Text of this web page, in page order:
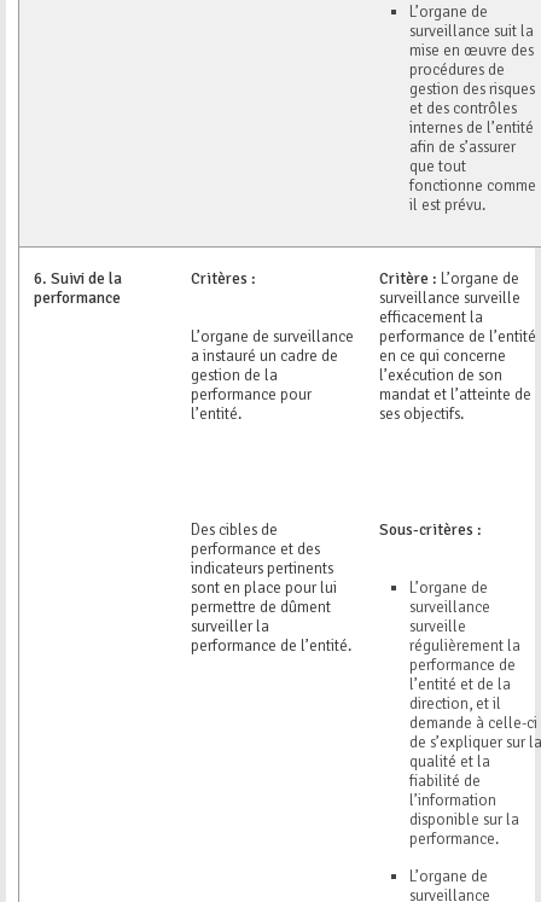
L’organe de
surveillance suit la
mise en œuvre des
procédures de
gestion des risques
et des contrôles
internes de l’entité
afin de s’assurer
que tout
fonctionne comme
il est prévu.
6. Suivi de la
performance
Critères :
L’organe de surveillance
a instauré un cadre de
gestion de la
performance pour
l’entité.
Des cibles de
performance et des
indicateurs pertinents
sont en place pour lui
permettre de dûment
surveiller la
performance de l’entité.
Critère : L’organe de
surveillance surveille
efficacement la
performance de l’entité
en ce qui concerne
l’exécution de son
mandat et l’atteinte de
ses objectifs.
Sous-critères :
L’organe de
surveillance
surveille
régulièrement la
performance de
l’entité et de la
direction, et il
demande à celle-ci
de s’expliquer sur la
qualité et la
fiabilité de
l’information
disponible sur la
performance.
L’organe de
surveillance